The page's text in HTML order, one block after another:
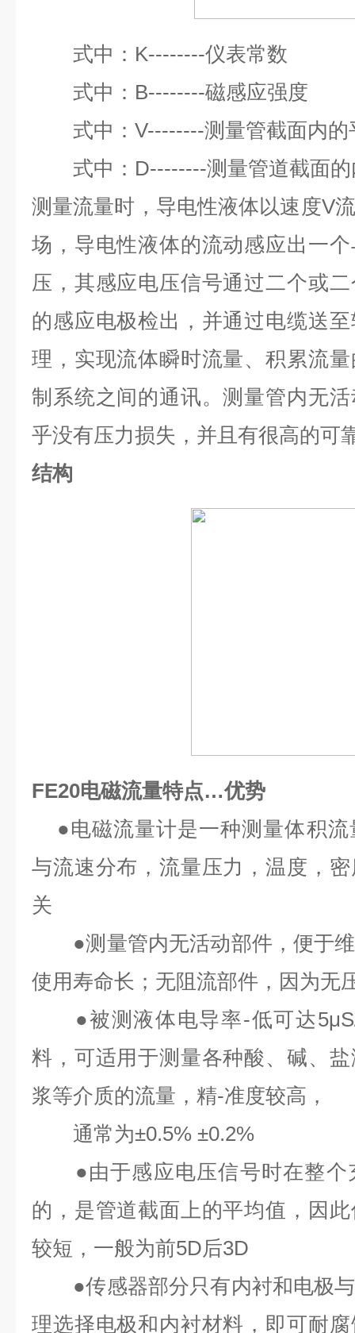
式中：K--------仪表
式中：B--------磁感应强度
式中：V--------测量管截面内的
式中：D--------测量管道截面的
测量流量时，导电性液体以速度V
场，导电性液体的流动感应出一
压，其感应电压信号通过二个或
的感应电极检出，并通过电缆送
理，实现流体瞬时流量、积累流
制系统之间的通讯。测量管内无
乎没有压力损失，并且有很高的可
结构
FE20电磁流量特点…优势
●电磁流量计是一种测量体积
与流速分布，流量压力，温度，
关
●测量管内无活动部件，便于维
使用寿命长；无阻流部件，因为无
●被测液体电导率-低可达5μS/
料，可适用于测量各种酸、碱、
浆等介质的流量，精-准度较高，
通常为±0.5% ±0.2%
●由于感应电压信号时在整个
的，是管道截面上的平均值，因
较短，一般为前5D后3D
●传感器部分只有内衬和电极与
理选择电极和内衬材料，即可耐